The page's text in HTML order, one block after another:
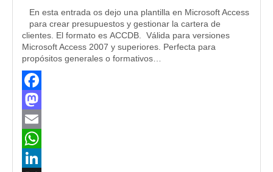
En esta entrada os dejo una plantilla en Microsoft Access
para crear presupuestos y gestionar la cartera de
clientes. El formato es ACCDB. Válida para versiones
Microsoft Access 2007 y superiores. Perfecta para
propósitos generales o formativos…
Facebook
Mastodon
Email
WhatsApp